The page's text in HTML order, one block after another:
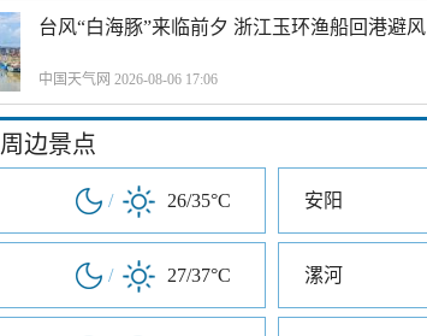
台风“白海豚”来临前夕 浙江玉环渔船回港避风
中国天气网 2026-08-06 17:06
周边景点
/ 26/35°C 安阳
/ 27/37°C 漯河